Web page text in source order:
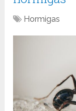
Hormigas